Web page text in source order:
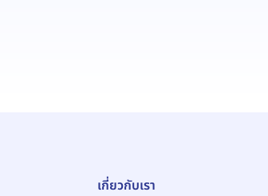
เกี่ยวกับเรา